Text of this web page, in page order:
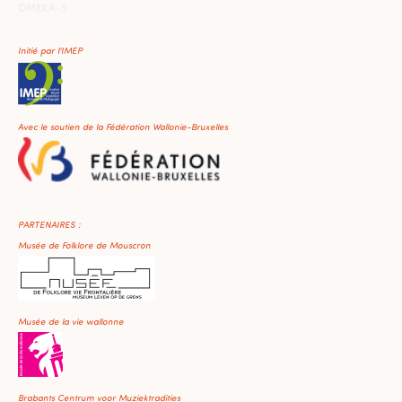
Initié par l'IMEP
Avec le soutien de la Fédération Wallonie-Bruxelles
PARTENAIRES :
Musée de Folklore de Mouscron
Musée de la vie wallonne
Brabants Centrum voor Muziektradities